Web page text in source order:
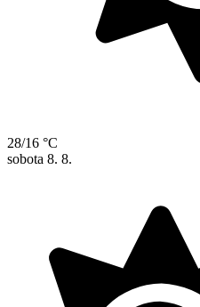
28/16 °C
sobota 8. 8.